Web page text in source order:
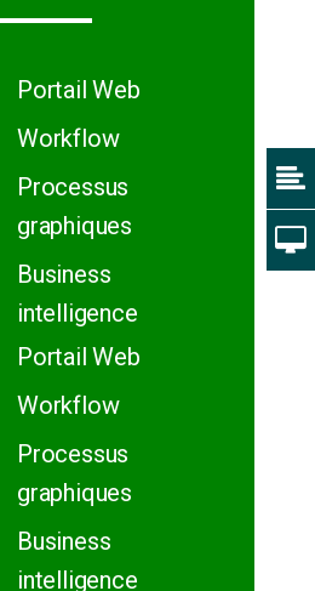
Portail Web
Workflow
Processus
graphiques
Business
intelligence
Portail Web
Workflow
Processus
graphiques
Business
intelligence